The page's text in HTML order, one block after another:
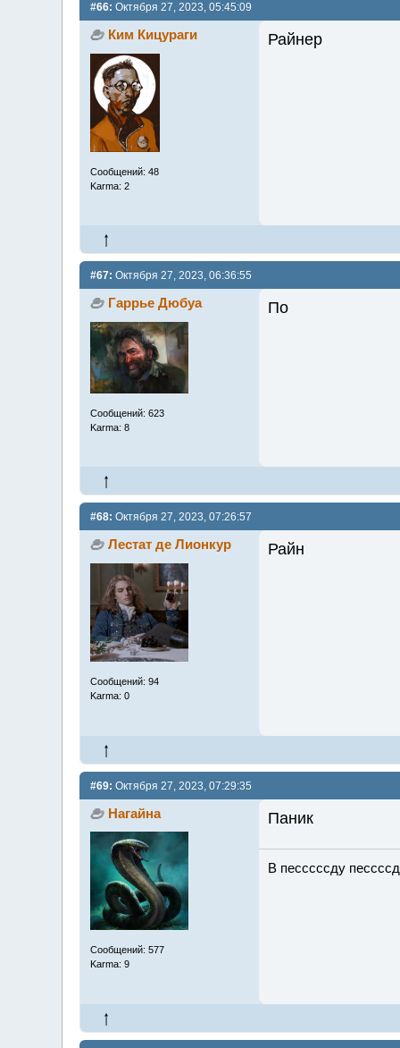
#66: Октября 27, 2023, 05:45:09
Ким Кицураги
Сообщений: 48
Karma: 2
Райнер
#67: Октября 27, 2023, 06:36:55
Гаррье Дюбуа
Сообщений: 623
Karma: 8
По
#68: Октября 27, 2023, 07:26:57
Лестат де Лионкур
Сообщений: 94
Karma: 0
Райн
#69: Октября 27, 2023, 07:29:35
Нагайна
Сообщений: 577
Karma: 9
Паник
В песссссду